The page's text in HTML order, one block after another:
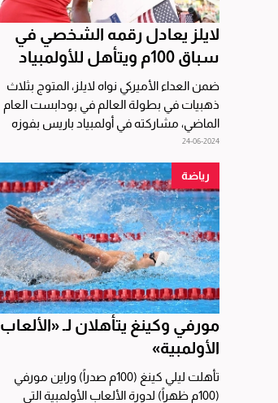
لايلز يعادل رقمه الشخصي في
سباق 100م ويتأهل للأولمبياد
ضمن العداء الأميركي نواه لايلز، المتوج بثلاث
ذهبيات في بطولة العالم في بودابست العام
الماضي، مشاركته في أولمبياد باريس بفوزه
بسباق 100...
24-06-2024
رياضة
مورفي وكينغ يتأهلان لـ «الألعاب
الأولمبية»
تأهلت ليلي كينغ (100م صدراً) وراين مورفي
(100م ظهراً) لدورة الألعاب الأولمبية التي